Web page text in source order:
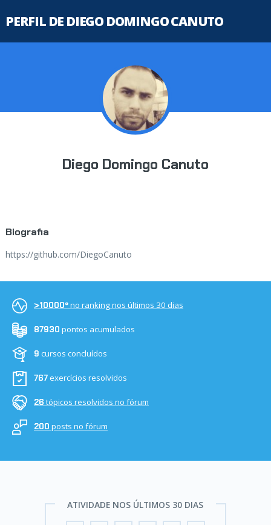
PERFIL DE DIEGO DOMINGO CANUTO
Diego Domingo Canuto
Biografia
https://github.com/DiegoCanuto
>10000ºno ranking nos últimos 30 dias
87930 pontos acumulados
9 cursos concluídos
767exercícios resolvidos
26 tópicos resolvidos no fórum
200 posts no fórum
ATIVIDADE NOS ÚLTIMOS 30 DIAS